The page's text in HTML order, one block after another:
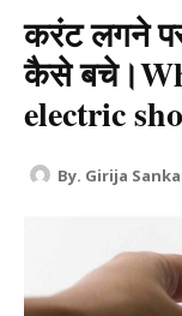
करंट लगने
कैसे
electric
By. Girija